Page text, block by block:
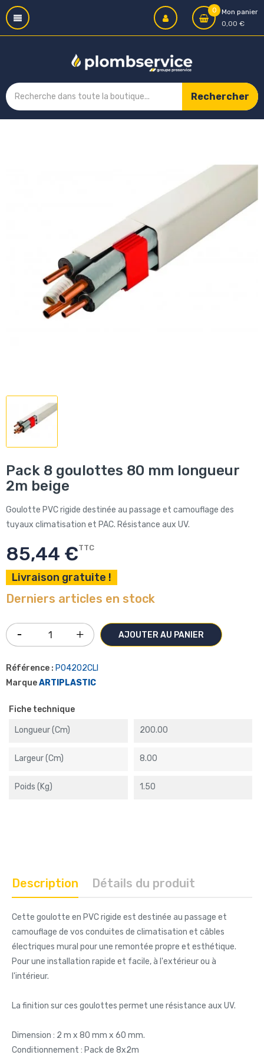
0
Mon panier
0,00 €
Rechercher
Pack 8 goulottes 80 mm longueur
2m beige
Goulotte PVC rigide destinée au passage et camouflage des
tuyaux climatisation et PAC. Résistance aux UV.
85,44 €TTC
Livraison gratuite !
Derniers articles en stock
AJOUTER AU PANIER
Référence : P04202CLI
MarqueARTIPLASTIC
Fiche technique
Longueur (cm) 200.00
Largeur (cm) 8.00
Poids (kg) 1.50
Description Détails du produit
Cette goulotte en PVC rigide est destinée au passage et
camouflage de vos conduites de climatisation et câbles
électriques mural pour une remontée propre et esthétique.
Pour une installation rapide et facile, à l'extérieur ou à
l'intérieur.
La finition sur ces goulottes permet une résistance aux UV.
Dimension : 2 m x 80 mm x 60 mm.
Conditionnement : Pack de 8x2m